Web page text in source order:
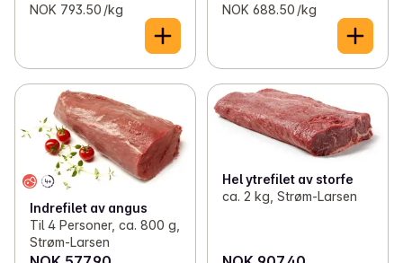
NOK 793.50 /kg NOK 688.50 /kg
Indrefilet av angus
Til 4 Personer, ca. 800 g,
Strøm-Larsen
Hel ytrefilet av storfe
ca. 2 kg, Strøm-Larsen